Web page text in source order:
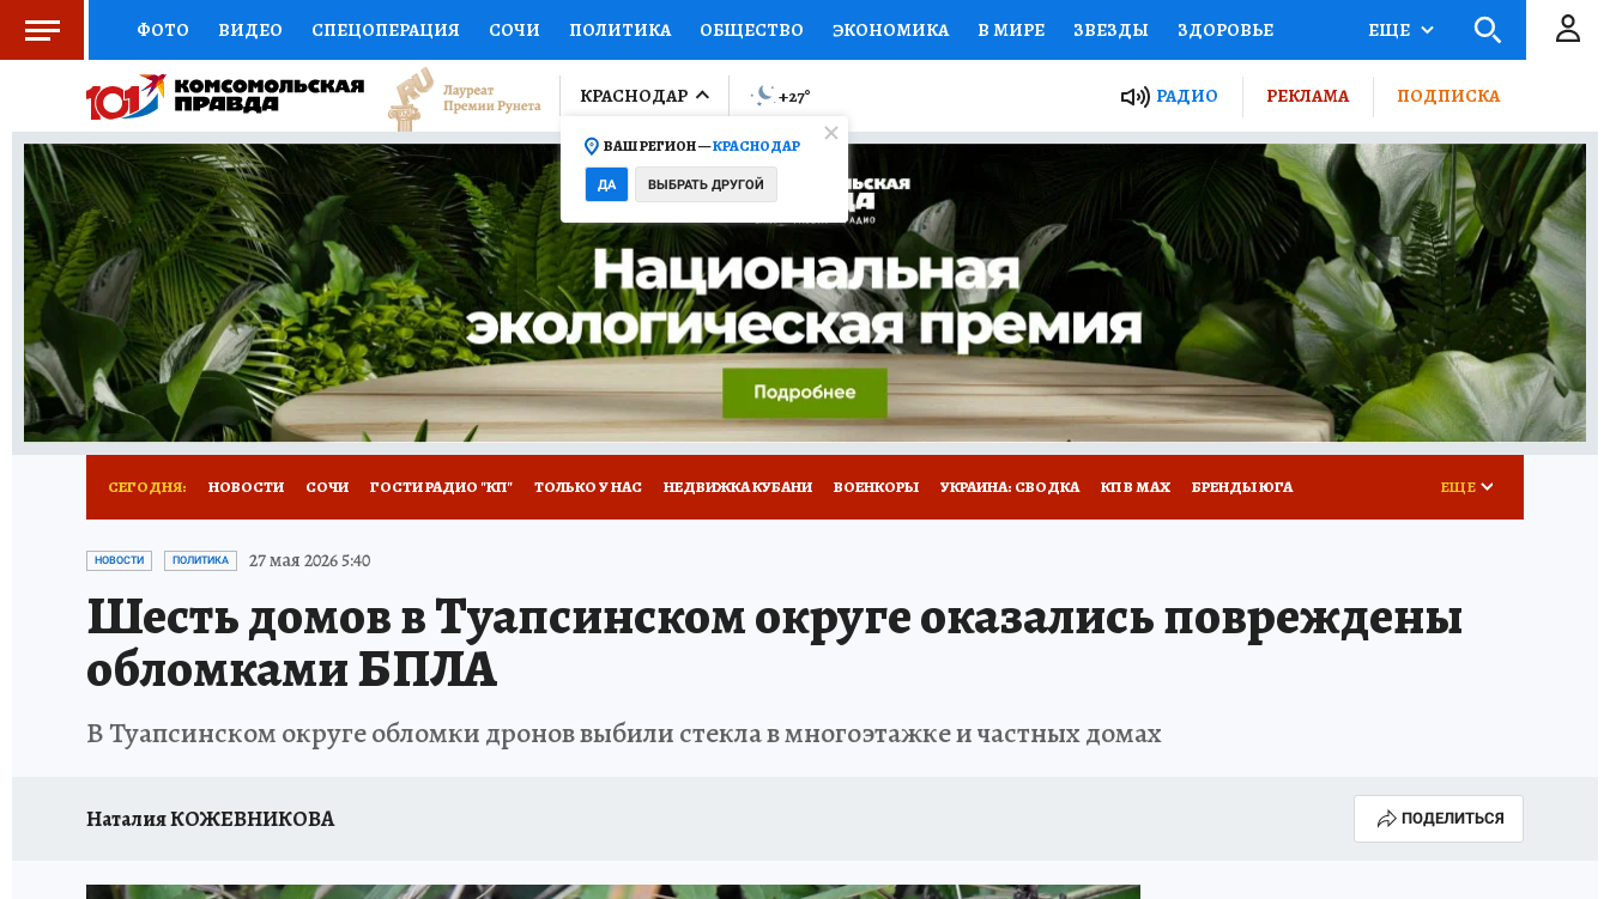
ФОТО ВИДЕО СПЕЦОПЕРАЦИЯ СОЧИ ПОЛИТИКА ОБЩЕСТВО ЭКОНОМИКА В МИРЕ ЗВЕЗДЫ ЗДОРОВЬЕ
СОЦПОДДЕРЖКА НАУКА СПОРТ КОЛУМНИСТЫ ПРОИСШЕСТВИЯ НАЦИОНАЛЬНЫЕ ПРОЕКТЫ РОССИИ
ВЫБОР ЭКСПЕРТОВ ДОКТОР ФИНАНСЫ ОТКРЫВАЕМ МИР Я ЗНАЮ СЕМЬЯ ЖЕНСКИЕ СЕКРЕТЫ ПУТЕВОДИТЕЛЬ
КНИЖНАЯ ПОЛКА ПРОГНОЗЫ НА СПОРТ ПРОМОКОДЫ СЕРИАЛЫ СПЕЦПРОЕКТЫ ДЕФИЦИТ ЖЕЛЕЗА ТУРИЗМ
ПРЕСС-ЦЕНТР НЕДВИЖИМОСТЬ ТЕЛЕВИЗОР КОЛЛЕКЦИИ КОНКУРСЫ РАБОТА У НАС ГИД ПОТРЕБИТЕЛЯ РЕКЛАМА
ВСЕ О КП РАДИО КП ТЕСТЫ НОВОЕ НА САЙТЕ
ЕЩЕ
КРАСНОДАР
ВАШ РЕГИОН —КРАСНОДАР
ДА ВЫБРАТЬ ДРУГОЙ
+27° РАДИО РЕКЛАМА ПОДПИСКА
СЕГОДНЯ: НОВОСТИ СОЧИ ГОСТИ РАДИО "КП" ТОЛЬКО У НАС НЕДВИЖКА КУБАНИ ВОЕНКОРЫ УКРАИНА: СВОДКА КП В МАХ БРЕНДЫ ЮГА
ОТДЫХ В РОССИИ ЗДОРОВЬЕ КУБАНИ
ЕЩЕ
НОВОСТИ ПОЛИТИКА 27 мая 2026 5:40
Шесть домов в Туапсинском округе оказались повреждены
обломками БПЛА
В Туапсинском округе обломки дронов выбили стекла в многоэтажке и частных домах
Наталия КОЖЕВНИКОВА ПОДЕЛИТЬСЯ